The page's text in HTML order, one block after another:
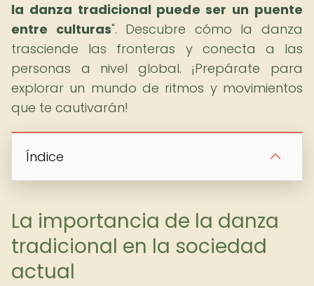
la danza tradicional puede ser un puente
entre culturas". Descubre cómo la danza
trasciende las fronteras y conecta a las
personas a nivel global. ¡Prepárate para
explorar un mundo de ritmos y movimientos
que te cautivarán!
Índice
La importancia de la danza
tradicional en la sociedad
actual